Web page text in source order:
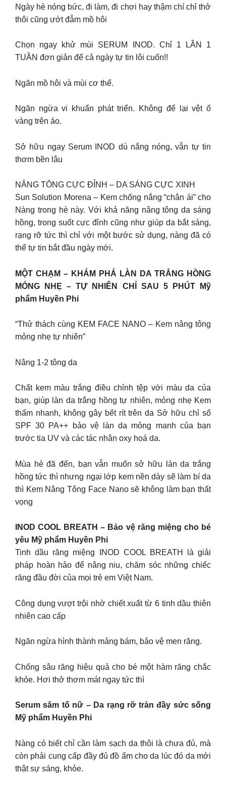
Ngày hè nóng bức, đi làm, đi chơi hay thậm chí chỉ thở
thôi cũng ướt đẫm mồ hôi
Chọn ngay khử mùi SERUM INOD. Chỉ 1 LẦN 1
TUẦN đơn giản để cả ngày tự tin lôi cuốn!!
Ngăn mồ hôi và mùi cơ thể.
Ngăn ngừa vi khuẩn phát triển. Không để lại vệt ố
vàng trên áo.
Sở hữu ngay Serum INOD dù nắng nóng, vẫn tự tin
thơm bền lâu
NÂNG TÔNG CỰC ĐỈNH – DA SÁNG CỰC XINH
Sun Solution Morena – Kem chống nắng “chân ái” cho
Nàng trong hè này. Với khả năng nâng tông da sáng
hồng, trong suốt cực đỉnh cũng như giúp da bắt sáng,
rạng rỡ tức thì chỉ với một bước sử dụng, nàng đã có
thể tự tin bắt đầu ngày mới.
MỘT CHẠM – KHÁM PHÁ LÀN DA TRẮNG HỒNG
MỎNG NHẸ – TỰ NHIÊN CHỈ SAU 5 PHÚT Mỹ
phẩm Huyền Phi
“Thử thách cùng KEM FACE NANO – Kem nâng tông
mỏng nhẹ tự nhiên”
Nâng 1-2 tông da
Chất kem màu trắng điều chỉnh tệp với màu da của
bạn, giúp làn da trắng hồng tự nhiên, mỏng nhẹ Kem
thấm nhanh, không gây bết rít trên da Sở hữu chỉ số
SPF 30 PA++ bảo vệ làn da mỏng manh của bạn
trước tia UV và các tác nhân oxy hoá da.
Mùa hè đã đến, bạn vẫn muốn sở hữu làn da trắng
hồng tức thì nhưng ngại lớp kem nền dày sẽ làm bí da
thì Kem Nâng Tông Face Nano sẽ không làm bạn thất
vọng
INOD COOL BREATH – Bảo vệ răng miệng cho bé
yêu Mỹ phẩm Huyền Phi
Tinh dầu răng miệng INOD COOL BREATH là giải
pháp hoàn hảo để nâng niu, chăm sóc những chiếc
răng đầu đời của mọi trẻ em Việt Nam.
Công dụng vượt trội nhờ chiết xuất từ 6 tinh dầu thiên
nhiên cao cấp
Ngăn ngừa hình thành mảng bám, bảo vệ men răng.
Chống sâu răng hiệu quả cho bé một hàm răng chắc
khỏe. Hơi thở thơm mát ngay tức thì
Serum sâm tố nữ – Da rạng rỡ tràn đầy sức sống
Mỹ phẩm Huyền Phi
Nàng có biết chỉ cần làm sạch da thôi là chưa đủ, mà
còn phải cung cấp đầy đủ đồ ẩm cho da lúc đó da mới
thật sự sáng, khỏe.